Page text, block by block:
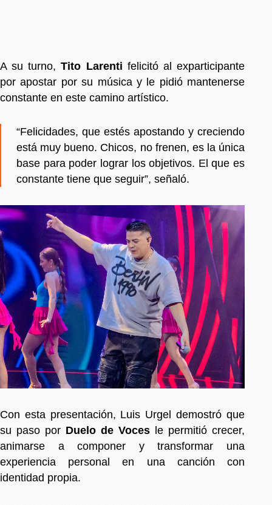
A su turno,Tito Larenti felicitó al exparticipante
por apostar por su música y le pidió mantenerse
constante en este camino artístico.
“Felicidades, que estés apostando y creciendo
está muy bueno. Chicos, no frenen, es la única
base para poder lograr los objetivos. El que es
constante tiene que seguir”, señaló.
Con esta presentación, Luis Urgel demostró que
su paso por Duelo de Voces le permitió crecer,
animarse a componer y transformar una
experiencia personal en una canción con
identidad propia.